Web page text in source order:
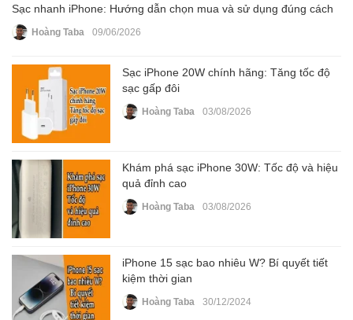
Sạc nhanh iPhone: Hướng dẫn chọn mua và sử dụng đúng cách
Hoàng Taba 09/06/2026
Sạc iPhone 20W chính hãng: Tăng tốc độ
sạc gấp đôi
Hoàng Taba 03/08/2026
Khám phá sạc iPhone 30W: Tốc độ và hiệu
quả đỉnh cao
Hoàng Taba 03/08/2026
iPhone 15 sạc bao nhiêu W? Bí quyết tiết
kiệm thời gian
Hoàng Taba 30/12/2024